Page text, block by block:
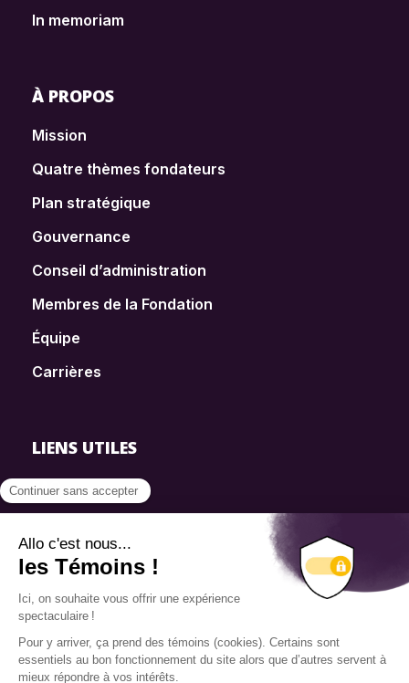
In memoriam
À PROPOS
Mission
Quatre thèmes fondateurs
Plan stratégique
Gouvernance
Conseil d’administration
Membres de la Fondation
Équipe
Carrières
LIENS UTILES
FAQ
Dons
Info source
Politique de confidentialité